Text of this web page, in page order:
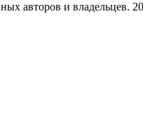
авторов и владельцев.